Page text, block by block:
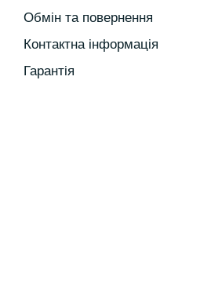
Обмін та повернення
Контактна інформація
Гарантія